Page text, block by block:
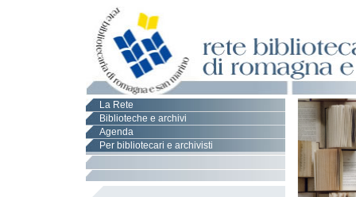
La Rete
Biblioteche e archivi
Agenda
Per bibliotecari e archivisti